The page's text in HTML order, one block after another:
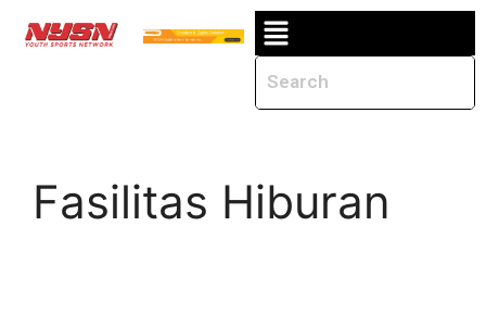
Fasilitas Hiburan